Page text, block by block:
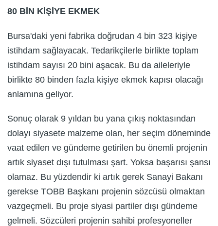
80 BİN KİŞİYE EKMEK
Bursa'daki yeni fabrika doğrudan 4 bin 323 kişiye
istihdam sağlayacak. Tedarikçilerle birlikte toplam
istihdam sayısı 20 bini aşacak. Bu da aileleriyle
birlikte 80 binden fazla kişiye ekmek kapısı olacağı
anlamına geliyor.
Sonuç olarak 9 yıldan bu yana çıkış noktasından
dolayı siyasete malzeme olan, her seçim döneminde
vaat edilen ve gündeme getirilen bu önemli projenin
artık siyaset dışı tutulması şart. Yoksa başarısı şansı
olamaz. Bu yüzdendir ki artık gerek Sanayi Bakanı
gerekse TOBB Başkanı projenin sözcüsü olmaktan
vazgeçmeli. Bu proje siyasi partiler dışı gündeme
gelmeli. Sözcüleri projenin sahibi profesyoneller